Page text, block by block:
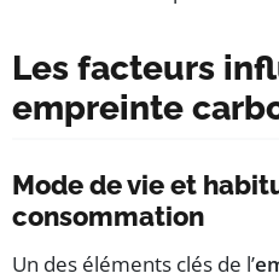
Les facteurs
empreinte
Mode de vie et
consommation
Un des éléments clés de l’